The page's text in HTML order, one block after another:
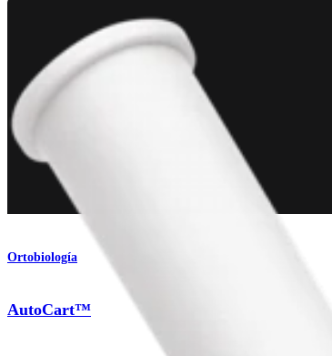
Ortobiología
AutoCart™